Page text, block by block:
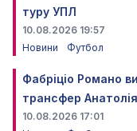
туру УПЛ
10.08.2026 19:57
Новини
Футбол
Фабріціо Романо
трансфер
10.08.2026 17:01